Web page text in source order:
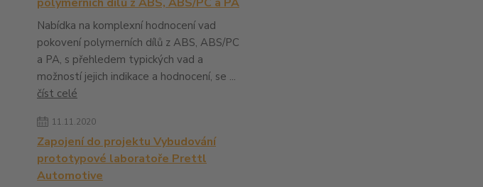
Nabídka na komplexní hodnocení vad
pokovení polymerních dílů z ABS, ABS/PC
a PA, s přehledem typických vad a
možností jejich indikace a hodnocení, se ...
číst celé
11.11.2020
Zapojení do projektu Vybudování
prototypové laboratoře Prettl
Automotive